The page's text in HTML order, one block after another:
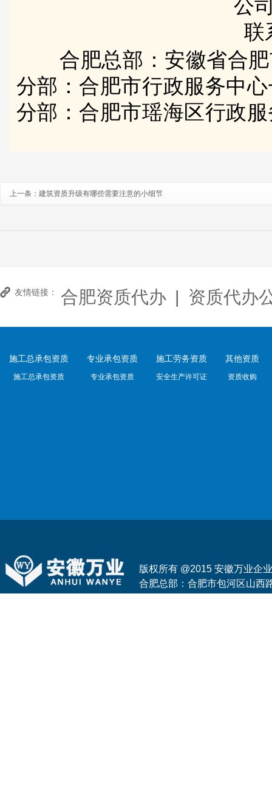
公
联
合肥总部：安徽省合
分部：合肥市行政服务中
分部：合肥市瑶海区行政
上一条： 建筑资质升级有哪些需要注意的小细节
友情链接： 合肥资质代办 | 资质代办
施工总承包资质
施工总承包资质
专业承包资质
专业承包资质
施工劳务资质
安全生产许可证
其他资质
资质收购
版权所有 @2015 安徽万业企
合肥总部：合肥市包河区山西